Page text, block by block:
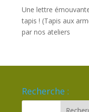
Une lettre
tapis ! (Tapis aux
par nos ateliers
Recherche :